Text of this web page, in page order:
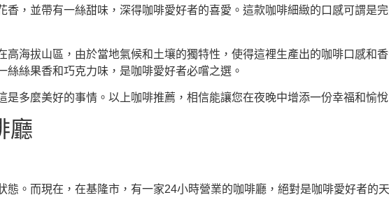
，並帶有一絲甜味，深得咖啡愛好者的喜愛。這款咖啡細緻的口感可謂是
海拔山區，由於當地氣候和土壤的獨特性，使得這裡生產出的咖啡口感和
絲果香和巧克力味，是咖啡愛好者必嚐之選。
多麼美好的事情。以上咖啡推薦，相信能讓您在夜晚中增添一份幸福和愉悅
廳
。而現在，在基隆市，有一家24小時營業的咖啡廳，絕對是咖啡愛好者的天